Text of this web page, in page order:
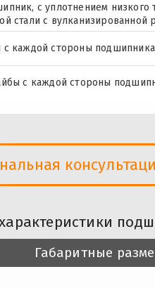
с уплотнением низкого
стали с вулканизированной
с каждой стороны
с каждой стороны
Габаритные